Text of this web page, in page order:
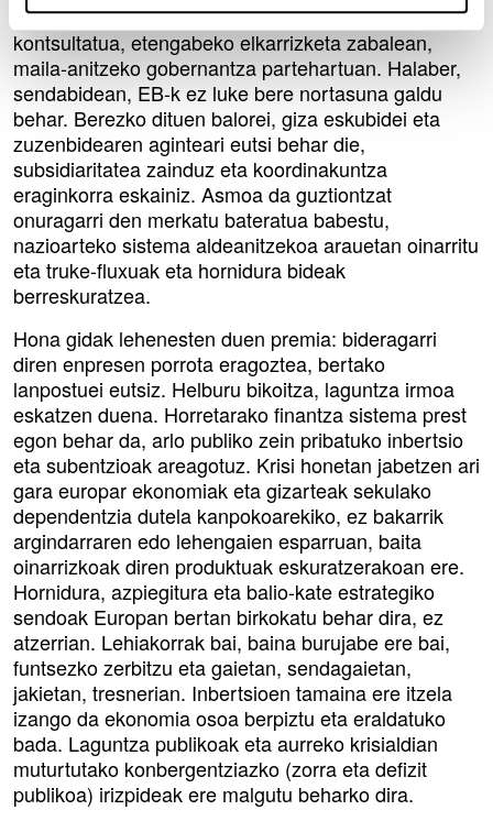
behar du izan, eta horretarako eragile ororekin
kontsultatua, etengabeko elkarrizketa zabalean,
maila-anitzeko gobernantza partehartuan. Halaber,
sendabidean, EB-k ez luke bere nortasuna galdu
behar. Berezko dituen balorei, giza eskubidei eta
zuzenbidearen aginteari eutsi behar die,
subsidiaritatea zainduz eta koordinakuntza
eraginkorra eskainiz. Asmoa da guztiontzat
onuragarri den merkatu bateratua babestu,
nazioarteko sistema aldeanitzekoa arauetan oinarritu
eta truke-fluxuak eta hornidura bideak
berreskuratzea.
Hona gidak lehenesten duen premia: bideragarri
diren enpresen porrota eragoztea, bertako
lanpostuei eutsiz. Helburu bikoitza, laguntza irmoa
eskatzen duena. Horretarako finantza sistema prest
egon behar da, arlo publiko zein pribatuko inbertsio
eta subentzioak areagotuz. Krisi honetan jabetzen ari
gara europar ekonomiak eta gizarteak sekulako
dependentzia dutela kanpokoarekiko, ez bakarrik
argindarraren edo lehengaien esparruan, baita
oinarrizkoak diren produktuak eskuratzerakoan ere.
Hornidura, azpiegitura eta balio-kate estrategiko
sendoak Europan bertan birkokatu behar dira, ez
atzerrian. Lehiakorrak bai, baina burujabe ere bai,
funtsezko zerbitzu eta gaietan, sendagaietan,
jakietan, tresnerian. Inbertsioen tamaina ere itzela
izango da ekonomia osoa berpiztu eta eraldatuko
bada. Laguntza publikoak eta aurreko krisialdian
muturtutako konbergentziazko (zorra eta defizit
publikoa) irizpideak ere malgutu beharko dira.